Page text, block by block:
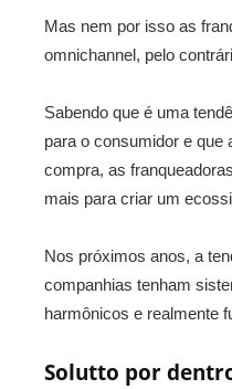
Mas nem por isso as
omnichannel, pelo
Sabendo que é uma
para o consumidor e que
compra, as
mais para criar um
Nos próximos anos, a
companhias tenham
harmônicos e realmente
Solutto por